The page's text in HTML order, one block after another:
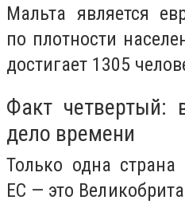
Мальта является
по плотности
достигает 1305
Факт
дело времени
Только одна
ЕС — это